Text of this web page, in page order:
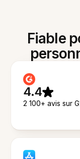
Fiable
4.4
2 100+ avis sur